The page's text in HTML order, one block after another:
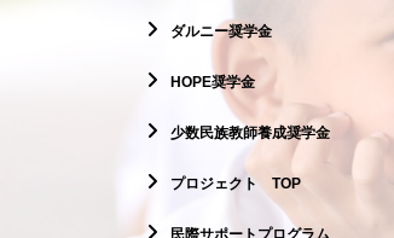
ダルニー奨学金
HOPE奨学金
少数民族教師養成奨学金
プロジェクト TOP
民際サポートプログラム